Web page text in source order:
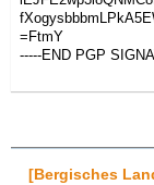
=FtmY
-----END PGP
[Bergisches